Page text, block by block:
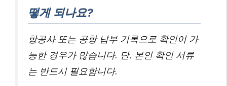
떻게 되나요?
항공사 또는 공항 납부 기록으로 확인이 가
능한 경우가 많습니다. 단, 본인 확인 서류
는 반드시 필요합니다.